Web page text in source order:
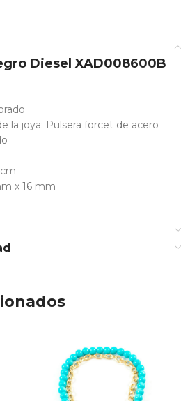
Diesel XAD008600B
la joya: Pulsera forcet de acero
x 16 mm